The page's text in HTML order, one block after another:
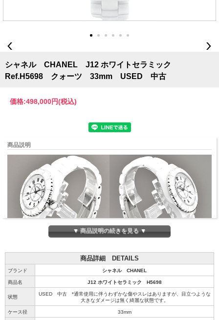
シャネル CHANEL J12 ホワイトセラミック
Ref.H5698 クォーツ 33mm USED 中古
価格:498,000円(税込)
商品説明
▼ 商品説明の続きを見る ▼
商品詳細 DETAILS
ブランド シャネル CHANEL
商品名 J12 ホワイトセラミック H5698
状態
USED 中古 *通常使用に伴うわずかな傷やスレはありますが、目立つような
大きなダメージは無く綺麗な状態です。
ケース径 33mm